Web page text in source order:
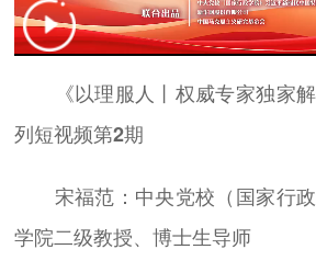
《以理服人丨权威专家独家
列短视频第2期
宋福范：中央党校（国家行政
学院二级教授、博士生导师